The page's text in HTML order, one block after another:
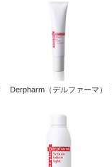
Derpharm（デルファーマ）